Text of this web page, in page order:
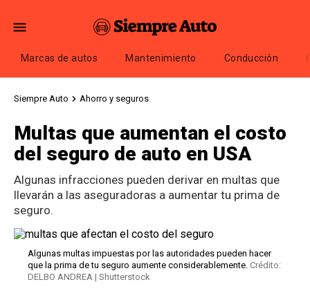
Marcas de autos Mantenimiento Conducción
Siempre Auto Ahorro y seguros
Multas que aumentan el costo
del seguro de auto en USA
Algunas infracciones pueden derivar en multas que
llevarán a las aseguradoras a aumentar tu prima de
seguro.
Algunas multas impuestas por las autoridades pueden hacer
que la prima de tu seguro aumente considerablemente. Crédito:
DELBO ANDREA | Shutterstock